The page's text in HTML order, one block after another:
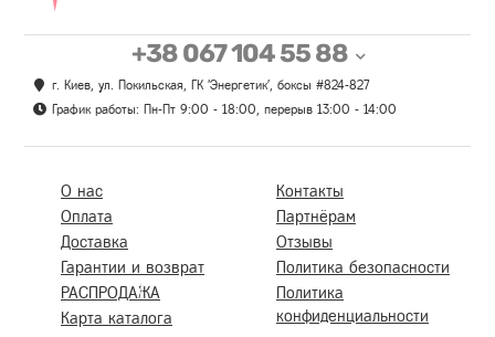
+38 067 104 55 88
г. Киев, ул. Покильская, ГК 'Энергетик', боксы #824-827
График работы: Пн-Пт 9:00 - 18:00, перерыв 13:00 - 14:00
О нас
Оплата
Доставка
Гарантии и возврат
РАСПРОДАЖА
Карта каталога
Контакты
Партнёрам
Отзывы
Политика безопасности
Политика
конфиденциальности